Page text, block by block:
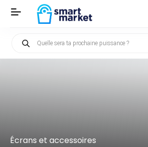
Écrans et accessoires